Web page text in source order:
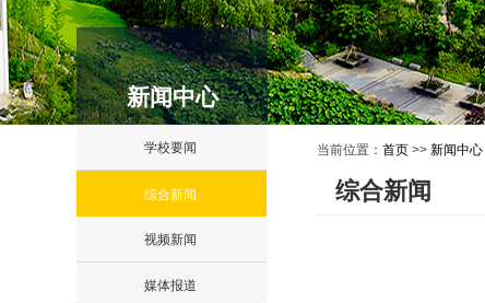
新闻中心
学校要闻
综合新闻
视频新闻
媒体报道
当前位置： 首页 >> 新闻中心
综合新闻